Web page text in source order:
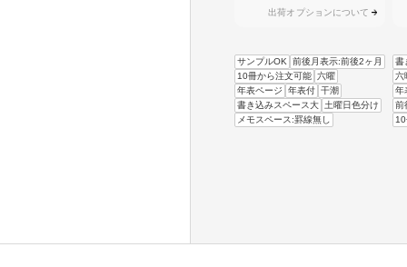
出荷オプションについて
サンプルOK
前後月表示:前後2ヶ月
10冊から注文可能 六曜
年表ページ
年表付 干潮
書き込みスペース大
土曜日色分け
メモスペース:罫線無し
書
六
年
前